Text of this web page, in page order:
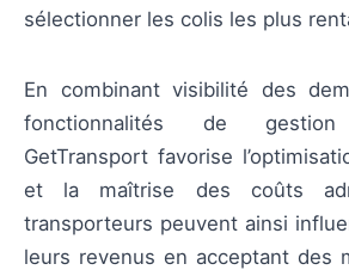
sélectionner les colis les plus
En combinant visibilité des
fonctionnalités de gestion
GetTransport favorise
et la maîtrise des coûts
transporteurs peuvent ainsi
leurs revenus en acceptant des